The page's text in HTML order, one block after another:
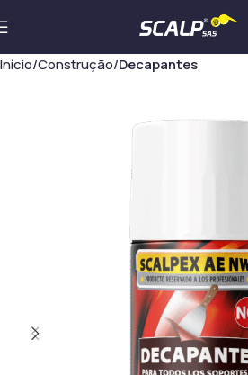
Início Construção Decapantes